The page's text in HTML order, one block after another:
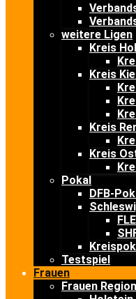
weitere Ligen
Kreis
Kreis
Kreis
Kreis
Pokal
DFB-
Testspiel
Frauen
Frauen